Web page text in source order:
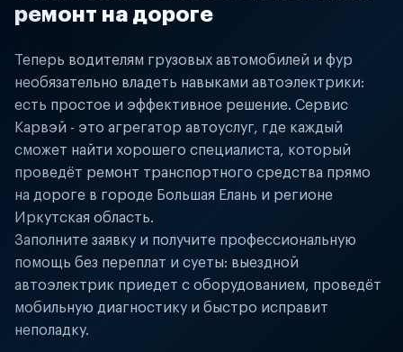
ремонт на дороге
Теперь водителям грузовых автомобилей и фур
необязательно владеть навыками автоэлектрики:
есть простое и эффективное решение. Сервис
Карвэй - это агрегатор автоуслуг, где каждый
сможет найти хорошего специалиста, который
проведёт ремонт транспортного средства прямо
на дороге в городе Большая Елань и регионе
Иркутская область.
Заполните заявку и получите профессиональную
помощь без переплат и суеты: выездной
автоэлектрик приедет с оборудованием, проведёт
мобильную диагностику и быстро исправит
неполадку.